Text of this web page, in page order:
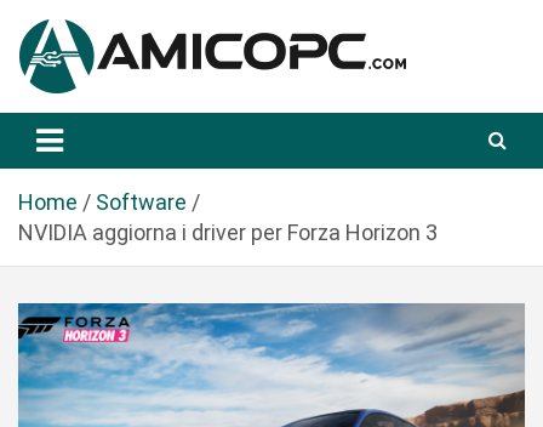
a
Amicopc.com
Home
Software
NVIDIA aggiorna i driver per Forza Horizon 3